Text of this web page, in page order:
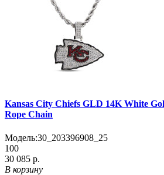
Kansas City Chiefs GLD 14K White
Rope Chain
Модель:30_203396908_25
100
30 085 р.
В корзину